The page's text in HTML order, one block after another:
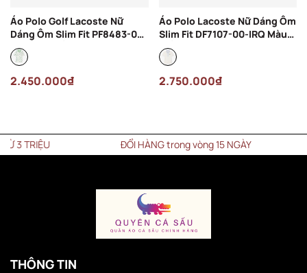
Áo Polo Golf Lacoste Nữ
Dáng Ôm Slim Fit PF8483-00-
522 Màu Trắng
2.450.000₫
Áo Polo Lacoste Nữ Dáng Ôm
Slim Fit DF7107-00-IRQ Màu
Trắng
2.750.000₫
ĐỔI HÀNG trong vòng 15 NGÀY
THÔNG TIN